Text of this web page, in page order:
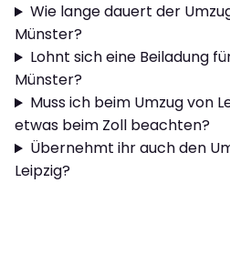
Wie lange dauert der
Münster?
Lohnt sich eine Beiladung
Münster?
Muss ich beim Umzug von
etwas beim Zoll beachten?
Übernehmt ihr auch den
Leipzig?